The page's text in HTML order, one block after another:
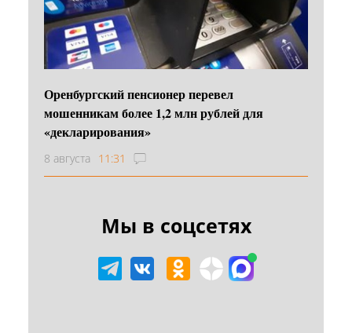
Оренбургский пенсионер перевел
мошенникам более 1,2 млн рублей для
«декларирования»
8 августа 11:31
Мы в соцсетях